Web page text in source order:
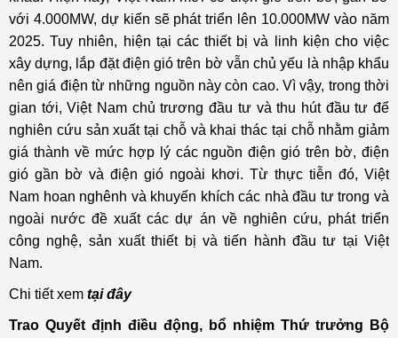
với 4.000MW, dự kiến sẽ phát triển lên 10.000MW vào năm
2025. Tuy nhiên, hiện tại các thiết bị và linh kiện cho việc
xây dựng, lắp đặt điện gió trên bờ vẫn chủ yếu là nhập khẩu
nên giá điện từ những nguồn này còn cao. Vì vậy, trong thời
gian tới, Việt Nam chủ trương đầu tư và thu hút đầu tư để
nghiên cứu sản xuất tại chỗ và khai thác tại chỗ nhằm giảm
giá thành về mức hợp lý các nguồn điện gió trên bờ, điện
gió gần bờ và điện gió ngoài khơi. Từ thực tiễn đó, Việt
Nam hoan nghênh và khuyến khích các nhà đầu tư trong và
ngoài nước đề xuất các dự án về nghiên cứu, phát triển
công nghệ, sản xuất thiết bị và tiến hành đầu tư tại Việt
Nam.
Chi tiết xem tại đây
Trao Quyết định điều động, bổ nhiệm Thứ trưởng Bộ